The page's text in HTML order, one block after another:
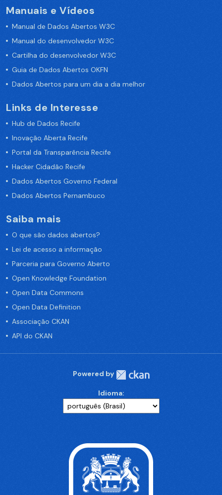
Manuais e Vídeos
Manual de Dados Abertos W3C
Manual do desenvolvedor W3C
Cartilha do desenvolvedor W3C
Guia de Dados Abertos OKFN
Dados Abertos para um dia a dia melhor
Links de Interesse
Hub de Dados Recife
Inovação Aberta Recife
Portal da Transparência Recife
Hacker Cidadão Recife
Dados Abertos Governo Federal
Dados Abertos Pernambuco
Saiba mais
O que são dados abertos?
Lei de acesso a informação
Parceria para Governo Aberto
Open Knowledge Foundation
Open Data Commons
Open Data Definition
Associação CKAN
API do CKAN
Powered by
Idioma